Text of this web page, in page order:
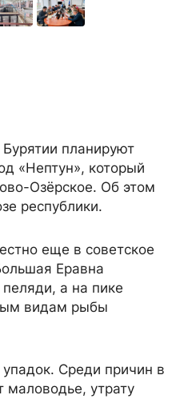
планируют
«Нептун», который
Озёрское. Об этом
республики.
еще в советское
Еравна
а на пике
видам рыбы
Среди причин в
маловодье, утрату